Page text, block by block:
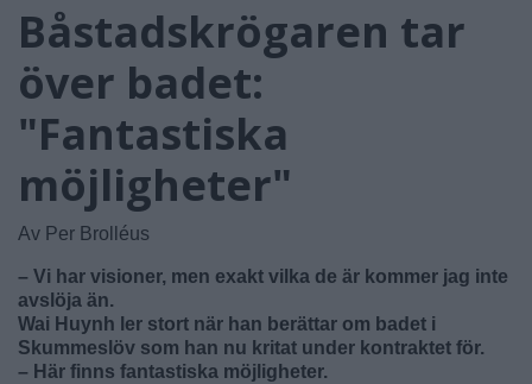
Båstadskrögaren tar
över badet:
"Fantastiska
möjligheter"
Av Per Brolléus
– Vi har visioner, men exakt vilka de är kommer jag inte
avslöja än.
Wai Huynh ler stort när han berättar om badet i
Skummeslöv som han nu kritat under kontraktet för.
– Här finns fantastiska möjligheter.